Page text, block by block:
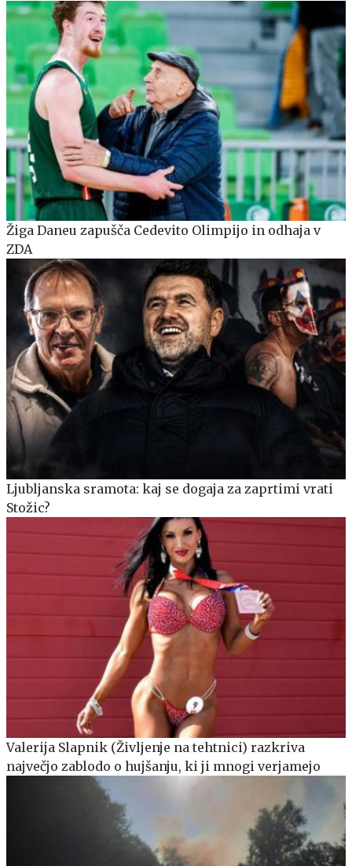
Žiga Daneu zapušča Cedevito Olimpijo in odhaja v
ZDA
Ljubljanska sramota: kaj se dogaja za zaprtimi vrati
Stožic?
Valerija Slapnik (Življenje na tehtnici) razkriva
največjo zablodo o hujšanju, ki ji mnogi verjamejo